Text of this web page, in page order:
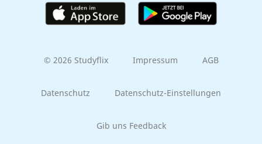
© 2026 Studyflix Impressum AGB
Datenschutz Datenschutz-Einstellungen
Gib uns Feedback